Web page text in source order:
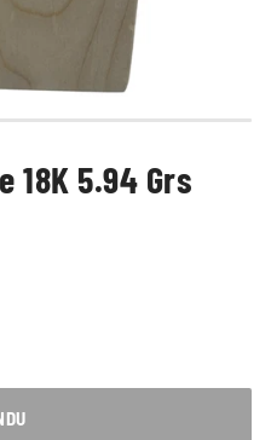
18K 5.94 Grs